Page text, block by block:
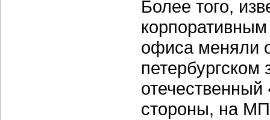
Более того,
офиса меняли
стороны, на